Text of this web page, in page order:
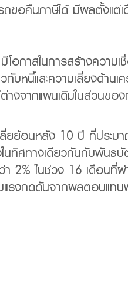
ถขอคืนภาษีได้ มีผลตั้งแต่
กาสในการสร้างความเ
บหนี้และความเสี่ยงด้านเ
งจากแผนเดิมในส่วนของก
ลี่ยย้อนหลัง 10 ปี ที่ประม
นทิศทางเดียวกันกับพันธ
า 2% ในช่วง 16 เดือนที่
บแรงกดดันจากผลตอบแท